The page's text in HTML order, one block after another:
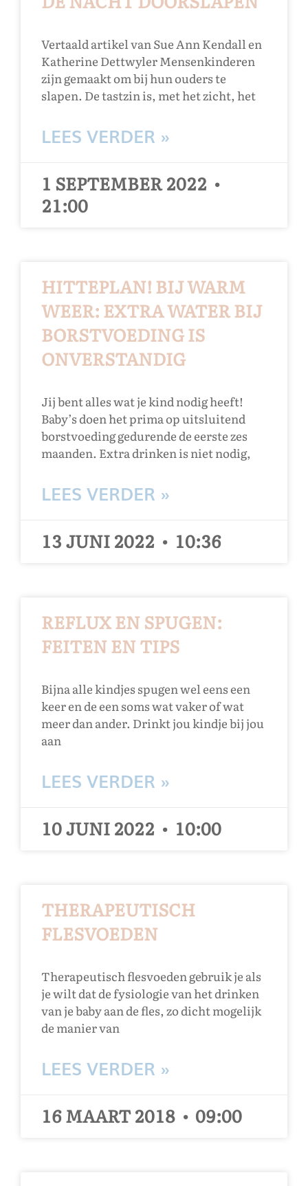
Vertaald artikel van Sue Ann Kendall en
Katherine Dettwyler Mensenkinderen
zijn gemaakt om bij hun ouders te
slapen. De tastzin is, met het zicht, het
LEES VERDER »
1 SEPTEMBER 2022
21:00
HITTEPLAN! BIJ WARM
WEER: EXTRA WATER BIJ
BORSTVOEDING IS
ONVERSTANDIG
Jij bent alles wat je kind nodig heeft!
Baby’s doen het prima op uitsluitend
borstvoeding gedurende de eerste zes
maanden. Extra drinken is niet nodig,
LEES VERDER »
13 JUNI 2022 10:36
REFLUX EN SPUGEN:
FEITEN EN TIPS
Bijna alle kindjes spugen wel eens een
keer en de een soms wat vaker of wat
meer dan ander. Drinkt jou kindje bij jou
aan
LEES VERDER »
10 JUNI 2022 10:00
THERAPEUTISCH
FLESVOEDEN
Therapeutisch flesvoeden gebruik je als
je wilt dat de fysiologie van het drinken
van je baby aan de fles, zo dicht mogelijk
de manier van
LEES VERDER »
16 MAART 2018 09:00